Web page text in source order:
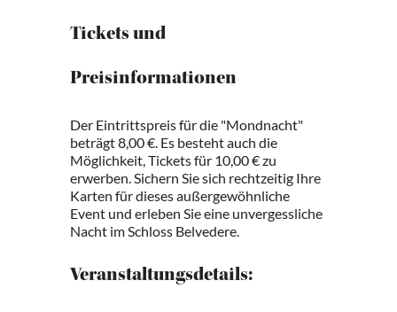
Tickets und
Preisinformationen
Der Eintrittspreis für die "Mondnacht"
beträgt 8,00 €. Es besteht auch die
Möglichkeit, Tickets für 10,00 € zu
erwerben. Sichern Sie sich rechtzeitig Ihre
Karten für dieses außergewöhnliche
Event und erleben Sie eine unvergessliche
Nacht im Schloss Belvedere.
Veranstaltungsdetails: